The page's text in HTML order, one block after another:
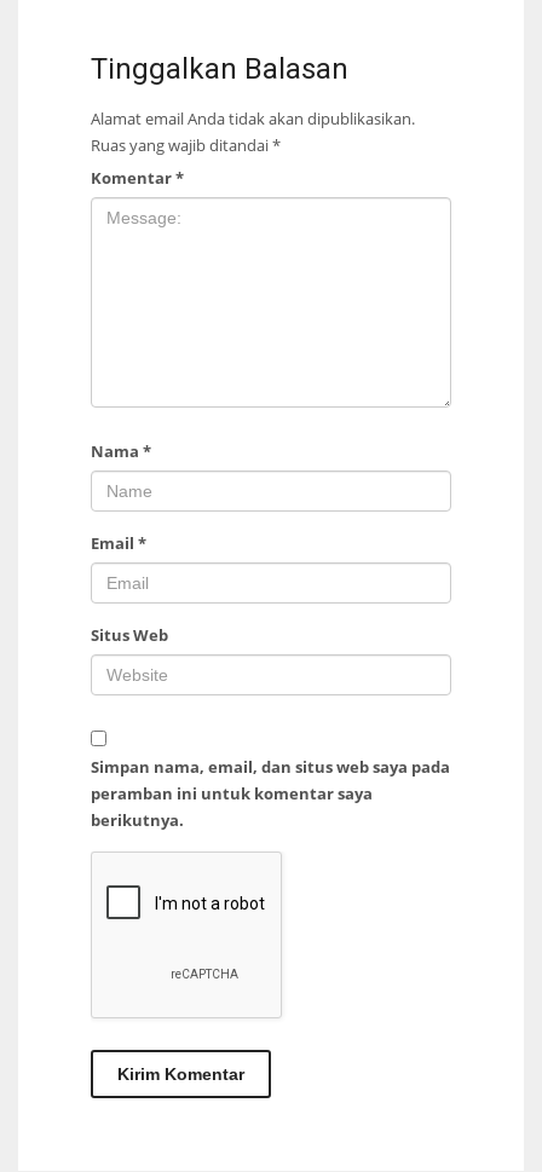
Tinggalkan Balasan
Alamat email Anda tidak akan dipublikasikan.
Ruas yang wajib ditandai*
Komentar*
Nama *
Email *
Situs Web
Simpan nama, email, dan situs web saya pada
peramban ini untuk komentar saya
berikutnya.